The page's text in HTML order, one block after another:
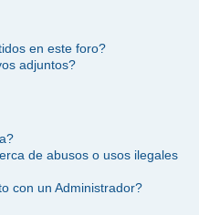
en este foro?
adjuntos?
de abusos o usos ilegales
con un Administrador?